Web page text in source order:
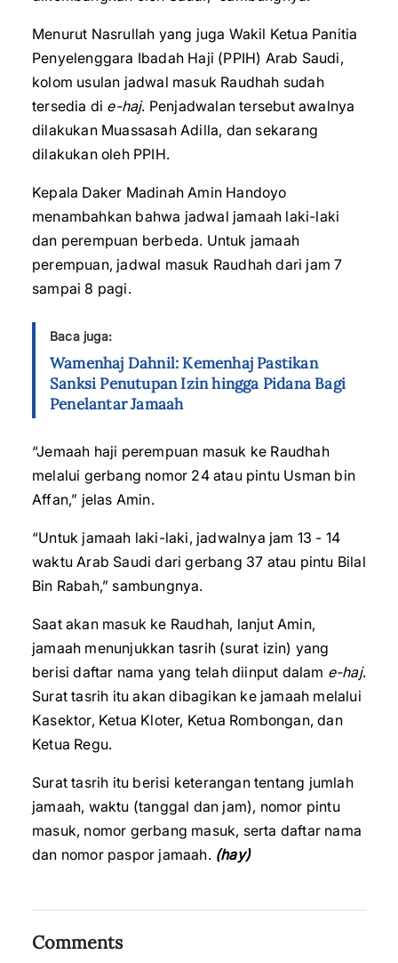
Menurut Nasrullah yang juga Wakil Ketua Panitia
Penyelenggara Ibadah Haji (PPIH) Arab Saudi,
kolom usulan jadwal masuk Raudhah sudah
tersedia di e-haj. Penjadwalan tersebut awalnya
dilakukan Muassasah Adilla, dan sekarang
dilakukan oleh PPIH.
Kepala Daker Madinah Amin Handoyo
menambahkan bahwa jadwal jamaah laki-laki
dan perempuan berbeda. Untuk jamaah
perempuan, jadwal masuk Raudhah dari jam 7
sampai 8 pagi.
Baca juga:
Wamenhaj Dahnil: Kemenhaj Pastikan
Sanksi Penutupan Izin hingga Pidana Bagi
Penelantar Jamaah
“Jemaah haji perempuan masuk ke Raudhah
melalui gerbang nomor 24 atau pintu Usman bin
Affan,” jelas Amin.
“Untuk jamaah laki-laki, jadwalnya jam 13 - 14
waktu Arab Saudi dari gerbang 37 atau pintu Bilal
Bin Rabah,” sambungnya.
Saat akan masuk ke Raudhah, lanjut Amin,
jamaah menunjukkan tasrih (surat izin) yang
berisi daftar nama yang telah diinput dalam e-haj.
Surat tasrih itu akan dibagikan ke jamaah melalui
Kasektor, Ketua Kloter, Ketua Rombongan, dan
Ketua Regu.
Surat tasrih itu berisi keterangan tentang jumlah
jamaah, waktu (tanggal dan jam), nomor pintu
masuk, nomor gerbang masuk, serta daftar nama
dan nomor paspor jamaah. (hay)
Comments